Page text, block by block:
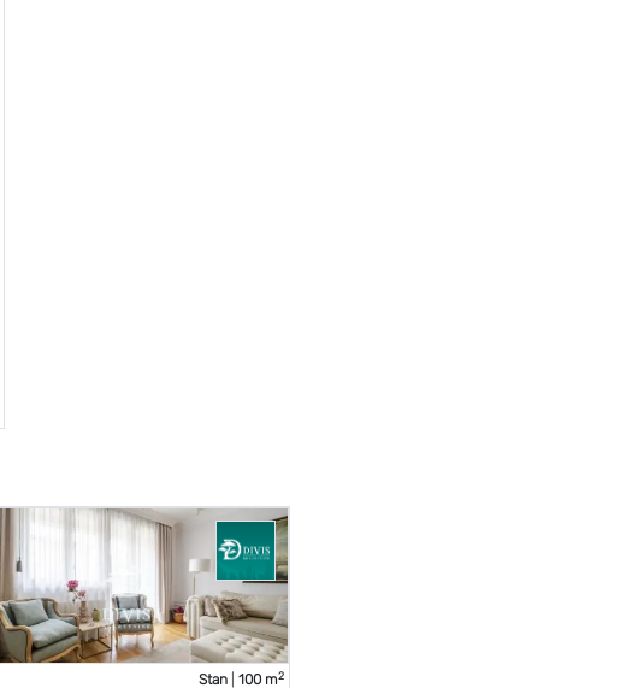
Stan| 100 m2